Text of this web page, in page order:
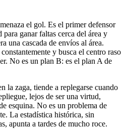
el gol. Es el primer defensor
ganar faltas cerca del área y
una cascada de envíos al área.
y busca el centro raso
No es un plan B: es el plan A de
la zaga, tiende a replegarse cuando
lejos de ser una virtud,
esquina. No es un problema de
La estadística histórica, sin
apunta a tardes de mucho roce.